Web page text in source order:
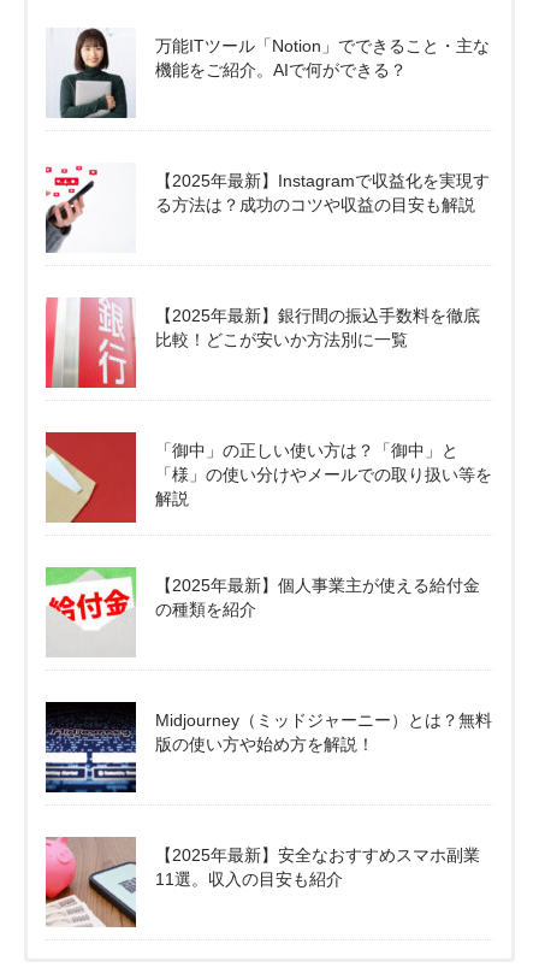
万能ITツール「Notion」でできること・主な
機能をご紹介。AIで何ができる？
【2025年最新】Instagramで収益化を実現す
る方法は？成功のコツや収益の目安も解説
【2025年最新】銀行間の振込手数料を徹底
比較！どこが安いか方法別に一覧
「御中」の正しい使い方は？「御中」と
「様」の使い分けやメールでの取り扱い等を
解説
【2025年最新】個人事業主が使える給付金
の種類を紹介
Midjourney（ミッドジャーニー）とは？無料
版の使い方や始め方を解説！
【2025年最新】安全なおすすめスマホ副業
11選。収入の目安も紹介